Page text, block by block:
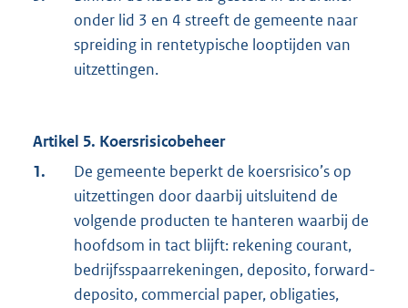
onder lid 3 en 4 streeft de gemeente naar
spreiding in rentetypische looptijden van
uitzettingen.
Artikel 5. Koersrisicobeheer
1.
De gemeente beperkt de koersrisico’s op
uitzettingen door daarbij uitsluitend de
volgende producten te hanteren waarbij de
hoofdsom in tact blijft: rekening courant,
bedrijfsspaarrekeningen, deposito, forward-
deposito, commercial paper, obligaties,